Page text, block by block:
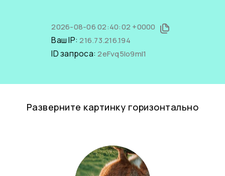
2026-08-06 02:40:02 +0000
Ваш IP:216.73.216.194
ID запроса:2eFvq5Io9mI1
Разверните картинку горизонтально